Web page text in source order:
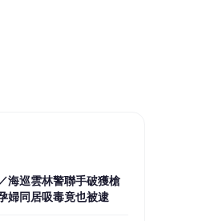
海巡雲林警聯手破獲槍
同居吸毒竟也被逮